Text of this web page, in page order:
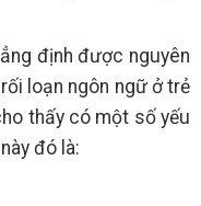
định được nguyên
loạn ngôn ngữ ở trẻ
thấy có một số yếu
đó là: